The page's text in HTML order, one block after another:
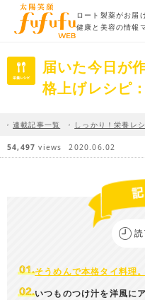
ロート製薬がお届
健康と美容の情報
届いた今日が
格上げレシピ
連載記事一覧 しっかり！栄養レ
54,497 views 2020.06.02
そうめんで本格タイ料理
いつものつけ汁を洋風に